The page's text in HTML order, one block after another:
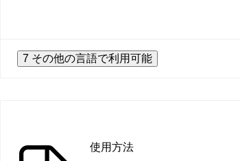
7 その他の言語で利用可能
使用方法